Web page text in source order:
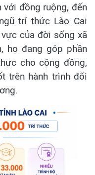
đồng ruộng, đến
trí thức Lào Cai
của đời sống xã
họ đang góp phần
cho cộng đồng,
trên hành trình đổi